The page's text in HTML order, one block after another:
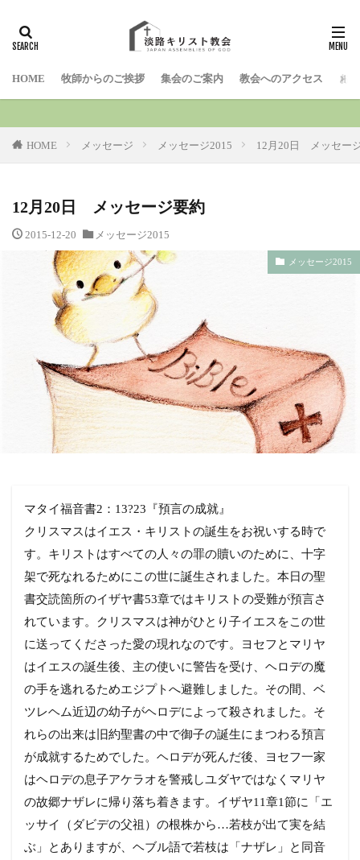
HOME 牧師からのご挨拶 集会のご案内 教会へのアクセス お
HOME メッセージ メッセージ2015 12月20日 メッセー
12月20日 メッセージ要約
2015-12-20 メッセージ2015
メッセージ2015
マタイ福音書2：13?23『預言の成就』
クリスマスはイエス・キリストの誕生をお祝いする時で
す。キリストはすべての人々の罪の贖いのために、十字
架で死なれるためにこの世に誕生されました。本日の聖
書交読箇所のイザヤ書53章ではキリストの受難が預言さ
れています。クリスマスは神がひとり子イエスをこの世
に送ってくださった愛の現れなのです。ヨセフとマリヤ
はイエスの誕生後、主の使いに警告を受け、ヘロデの魔
の手を逃れるためエジプトへ避難しました。その間、ベ
ツレヘム近辺の幼子がヘロデによって殺されました。そ
れらの出来は旧約聖書の中で御子の誕生にまつわる預言
が成就するためでした。ヘロデが死んだ後、ヨセフ一家
はヘロデの息子アケラオを警戒しユダヤではなくマリヤ
の故郷ナザレに帰り落ち着きます。イザヤ11章1節に「エ
ッサイ（ダビデの父祖）の根株から…若枝が出て実を結
ぶ」とありますが、ヘブル語で若枝は「ナザレ」と同音
検索